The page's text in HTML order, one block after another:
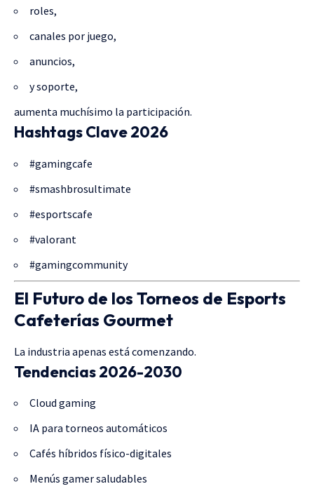
roles,
canales por juego,
anuncios,
y soporte,
aumenta muchísimo la participación.
Hashtags Clave 2026
#gamingcafe
#smashbrosultimate
#esportscafe
#valorant
#gamingcommunity
El Futuro de los Torneos de Esports
Cafeterías Gourmet
La industria apenas está comenzando.
Tendencias 2026-2030
Cloud gaming
IA para torneos automáticos
Cafés híbridos físico-digitales
Menús gamer saludables